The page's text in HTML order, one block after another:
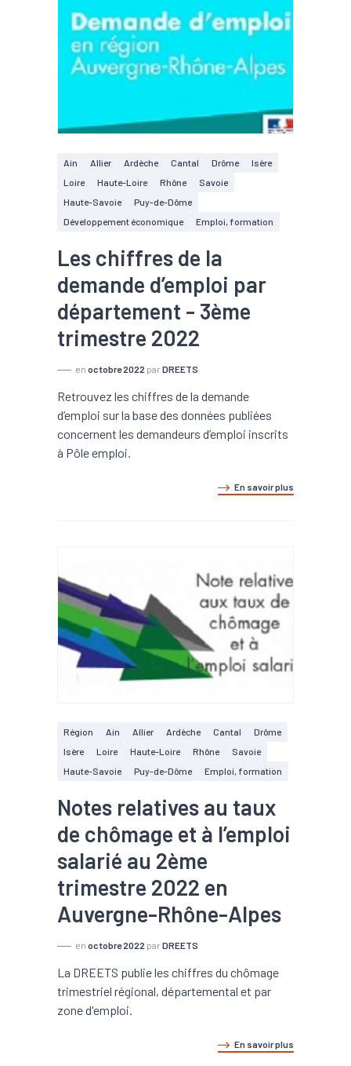
Ain Allier Ardèche Cantal Drôme
Isère
Loire
Haute-Loire Rhône
Savoie
Haute-Savoie
Puy-de-Dôme
Développement économique
Emploi, formation
Les chiffres de la
demande d’emploi par
département - 3ème
trimestre 2022
en octobre 2022 par DREETS
Retrouvez les chiffres de la demande
d’emploi sur la base des données publiées
concernent les demandeurs d’emploi inscrits
à Pôle emploi.
En savoir plus
Région Ain Allier Ardèche Cantal
Drôme
Isère
Loire Haute-Loire Rhône
Savoie
Haute-Savoie
Puy-de-Dôme Emploi, formation
Notes relatives au taux
de chômage et à l’emploi
salarié au 2ème
trimestre 2022 en
Auvergne-Rhône-Alpes
en octobre 2022 par DREETS
La DREETS publie les chiffres du chômage
trimestriel régional, départemental et par
zone d'emploi.
En savoir plus